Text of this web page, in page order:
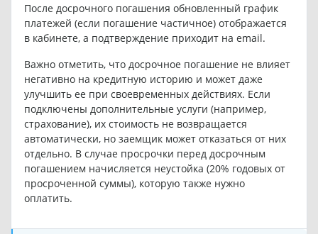
После досрочного погашения обновленный график
платежей (если погашение частичное) отображается
в кабинете, а подтверждение приходит на email.
Важно отметить, что досрочное погашение не влияет
негативно на кредитную историю и может даже
улучшить ее при своевременных действиях. Если
подключены дополнительные услуги (например,
страхование), их стоимость не возвращается
автоматически, но заемщик может отказаться от них
отдельно. В случае просрочки перед досрочным
погашением начисляется неустойка (20% годовых от
просроченной суммы), которую также нужно
оплатить.